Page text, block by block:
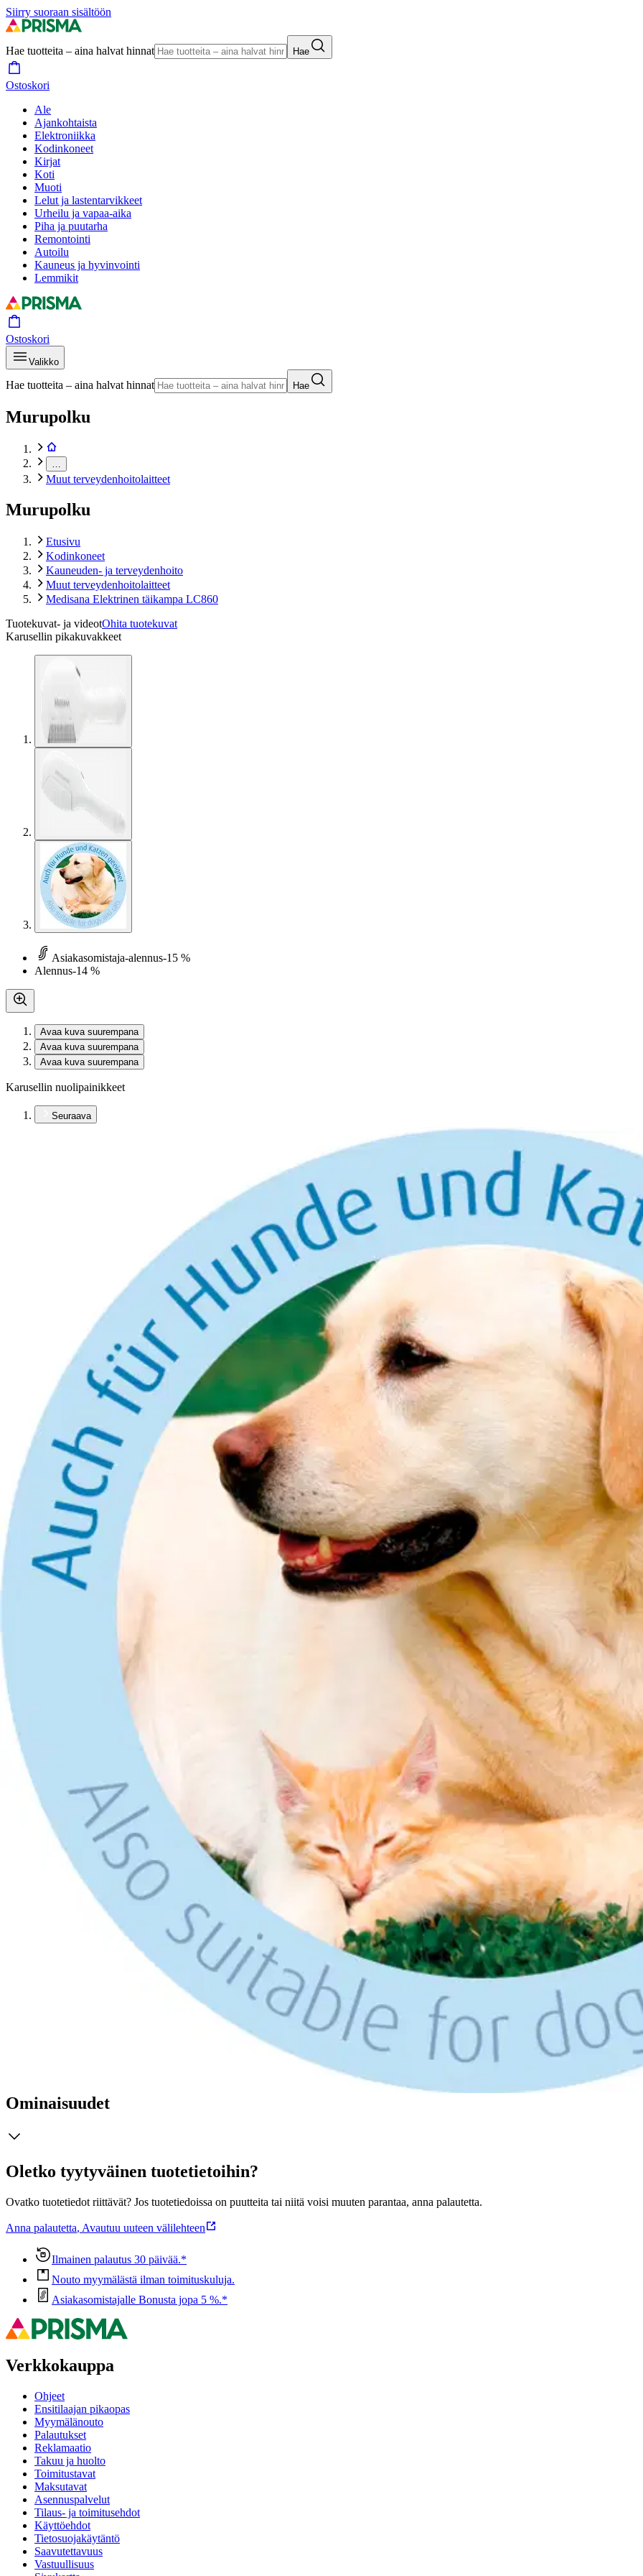
Siirry suoraan sisältöön
Hae tuotteita – aina halvat hinnat Hae
Ostoskori
Ale
Ajankohtaista
Elektroniikka
Kodinkoneet
Kirjat
Koti
Muoti
Lelut ja lastentarvikkeet
Urheilu ja vapaa-aika
Piha ja puutarha
Remontointi
Autoilu
Kauneus ja hyvinvointi
Lemmikit
Ostoskori
Valikko
Hae tuotteita – aina halvat hinnat Hae
Murupolku
Muut terveydenhoitolaitteet
Murupolku
Etusivu
Kodinkoneet
Kauneuden- ja terveydenhoito
Muut terveydenhoitolaitteet
Medisana Elektrinen täikampa LC860
Tuotekuvat- ja videotOhita tuotekuvat
Karusellin pikakuvakkeet
Asiakasomistaja-alennus-15 %
Alennus-14 %
Avaa kuva suurempana
Avaa kuva suurempana
Avaa kuva suurempana
Karusellin nuolipainikkeet
Seuraava
Medisana
Medisana Elektrinen täikampa LC860
Alennettu hinta
24,65 €
Asiakasomistajahinta
Hinta ilman S-Etukorttia:
Siirry valitsemaan myymälä
Ilmainen toimitus yli 100 €:n tilauksille Postin pakettiautomaattiin tai
Etu ei koske Suuri‑lisäpalvelulla toimitettavia tuotteita.
Tarkista myymäläsaatavuus
Medisana täikampa toimii sähköisesti, ja on erittäin tehokas. Kampa toimii ilman kemikaaleja, joten sitä on turvallista käyttää kaiken
munista pääsee helposti eroon kampaamalla, ne kuolevat sähköiskuun osuessaan kamman piikkeihin. Laite toimii paristolla, joka tulee
Ominaisuudet
Oletko tyytyväinen tuotetietoihin?
Ovatko tuotetiedot riittävät? Jos tuotetiedoissa on puutteita tai niitä voisi muuten parantaa, anna palautetta.
Anna palautetta, Avautuu uuteen välilehteen
Ilmainen palautus 30 päivää.*
Nouto myymälästä ilman toimituskuluja.
Asiakasomistajalle Bonusta jopa 5 %.*
Verkkokauppa
Ohjeet
Ensitilaajan pikaopas
Myymälänouto
Palautukset
Reklamaatio
Takuu ja huolto
Toimitustavat
Maksutavat
Asennuspalvelut
Tilaus- ja toimitusehdot
Käyttöehdot
Tietosuojakäytäntö
Saavutettavuus
Vastuullisuus